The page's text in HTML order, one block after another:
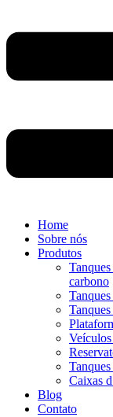
Home
Sobre nós
Produtos
carbono
Caixas
Blog
Contato